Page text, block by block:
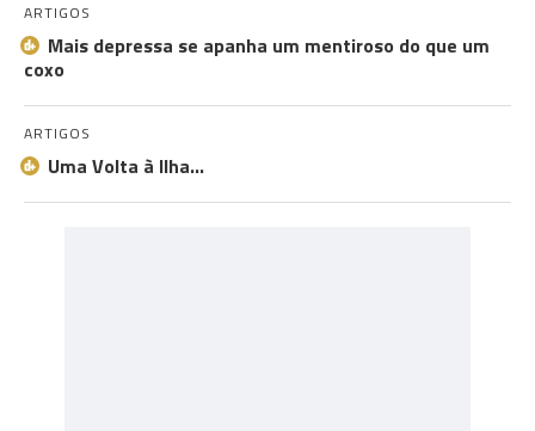
ARTIGOS
Mais depressa se apanha um mentiroso do que um
coxo
ARTIGOS
Uma Volta à Ilha…